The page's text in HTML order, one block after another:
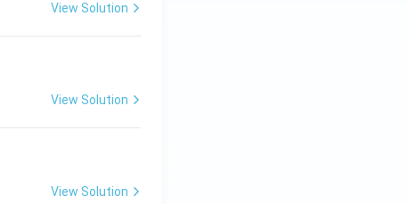
View Solution
View Solution
View Solution